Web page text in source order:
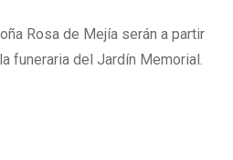
Rosa de Mejía serán a partir
funeraria del Jardín Memorial.